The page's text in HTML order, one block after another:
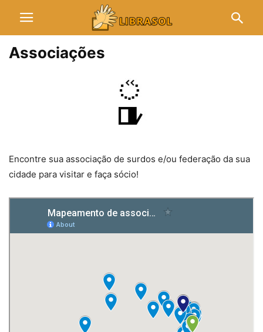
Associações
Encontre sua associação de surdos e/ou federação da sua
cidade para visitar e faça sócio!